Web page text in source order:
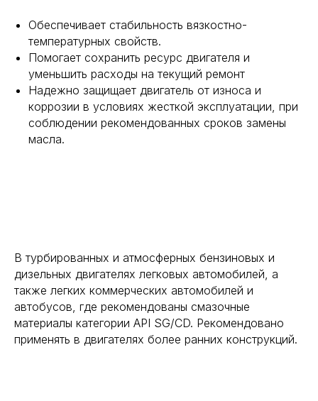
Обеспечивает стабильность вязкостно-
температурных свойств.
Помогает сохранить ресурс двигателя и
уменьшить расходы на текущий ремонт
Надежно защищает двигатель от износа и
коррозии в условиях жесткой эксплуатации, при
соблюдении рекомендованных сроков замены
масла.
В турбированных и атмосферных бензиновых и
дизельных двигателях легковых автомобилей, а
также легких коммерческих автомобилей и
автобусов, где рекомендованы смазочные
материалы категории API SG/CD. Рекомендовано
применять в двигателях более ранних конструкций.